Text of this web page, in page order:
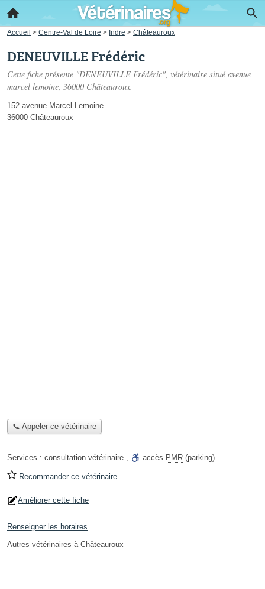
Accueil > Centre-Val de Loire > Indre > Châteauroux
DENEUVILLE Frédéric
Cette fiche présente "DENEUVILLE Frédéric", vétérinaire situé avenue
marcel lemoine, 36000 Châteauroux.
152 avenue Marcel Lemoine
36000 Châteauroux
📞 Appeler ce vétérinaire
Services : consultation vétérinaire , accès PMR (parking)
Recommander ce vétérinaire
Améliorer cette fiche
Renseigner les horaires
Autres vétérinaires à Châteauroux